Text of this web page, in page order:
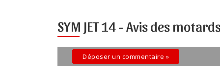
SYM JET 14 -Avis des
Déposer un commentaire »